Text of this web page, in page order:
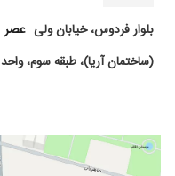
بلوار فردوس، خیابان ولی عصر
(ساختمان آریا)، طبقه سوم، واحد ۱۱،